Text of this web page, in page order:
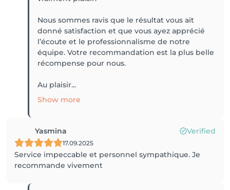
Nous sommes ravis que le résultat vous ait
donné satisfaction et que vous ayez apprécié
l’écoute et le professionnalisme de notre
équipe. Votre recommandation est la plus belle
récompense pour nous.
Au plaisir...
Show more
Yasmina Verified
17.09.2025
Service impeccable et personnel sympathique. Je
recommande vivement